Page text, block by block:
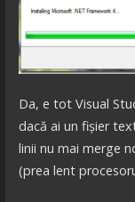
Da, e tot Visual
dacă ai un fișier
linii nu mai merge
(prea lent